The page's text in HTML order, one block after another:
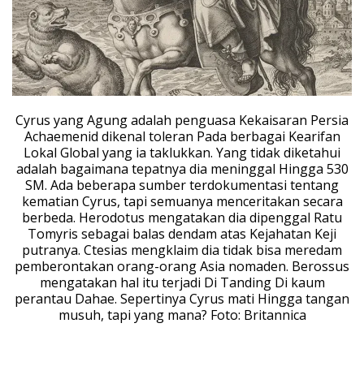
Cyrus yang Agung adalah penguasa Kekaisaran Persia
Achaemenid dikenal toleran Pada berbagai Kearifan
Lokal Global yang ia taklukkan. Yang tidak diketahui
adalah bagaimana tepatnya dia meninggal Hingga 530
SM. Ada beberapa sumber terdokumentasi tentang
kematian Cyrus, tapi semuanya menceritakan secara
berbeda. Herodotus mengatakan dia dipenggal Ratu
Tomyris sebagai balas dendam atas Kejahatan Keji
putranya. Ctesias mengklaim dia tidak bisa meredam
pemberontakan orang-orang Asia nomaden. Berossus
mengatakan hal itu terjadi Di Tanding Di kaum
perantau Dahae. Sepertinya Cyrus mati Hingga tangan
musuh, tapi yang mana? Foto: Britannica